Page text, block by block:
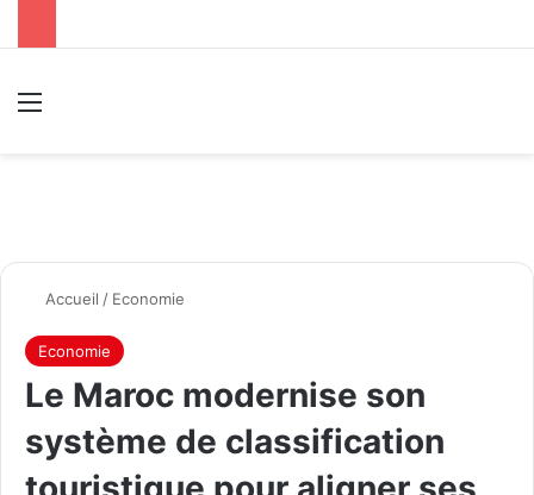
Accueil / Economie
Economie
Le Maroc modernise son
système de classification